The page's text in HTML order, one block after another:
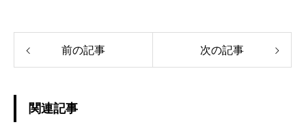
前の記事 次の記事
関連記事